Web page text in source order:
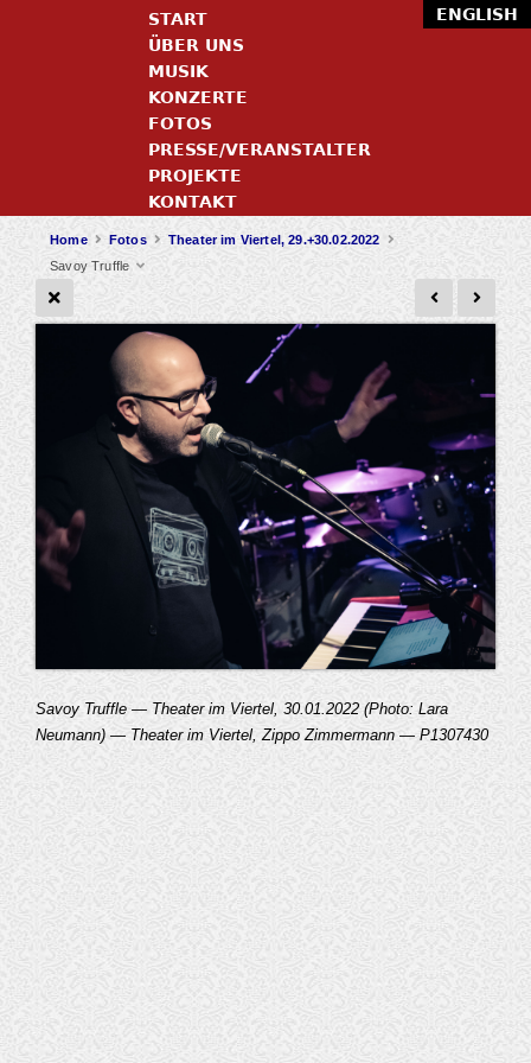
Home Fotos
Theater im Viertel, 29.+30.02.2022
Savoy Truffle
Savoy Truffle — Theater im Viertel, 30.01.2022 (Photo: Lara
Neumann) — Theater im Viertel, Zippo Zimmermann — P1307430
START
ÜBER UNS
MUSIK
KONZERTE
FOTOS
PRESSE/VERANSTALTER
PROJEKTE
KONTAKT
ENGLISH